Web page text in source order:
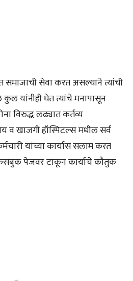
सेवा करत असल्याने त्यांची
यांनीही घेत त्यांचे मनापासून
विरुद्ध लढ्यात कर्तव्य
व खाजगी हॉस्पिटल्स मधील सर्व
यांच्या कार्यास सलाम करत
पेजवर टाकून कार्याचे कौतुक